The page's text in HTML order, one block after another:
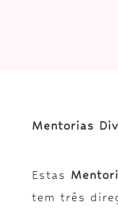
Mentorias
Estas
tem três